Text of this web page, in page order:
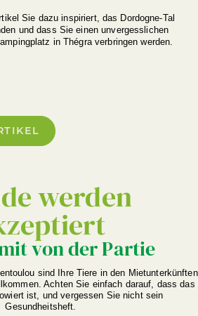
Sie dazu inspiriert, das Dordogne-Tal
und dass Sie einen unvergesslichen
in Thégra verbringen werden.
werden
von der Partie
sind Ihre Tiere in den Mietunterkünften
Achten Sie einfach darauf, dass das
ist, und vergessen Sie nicht sein
Gesundheitsheft.